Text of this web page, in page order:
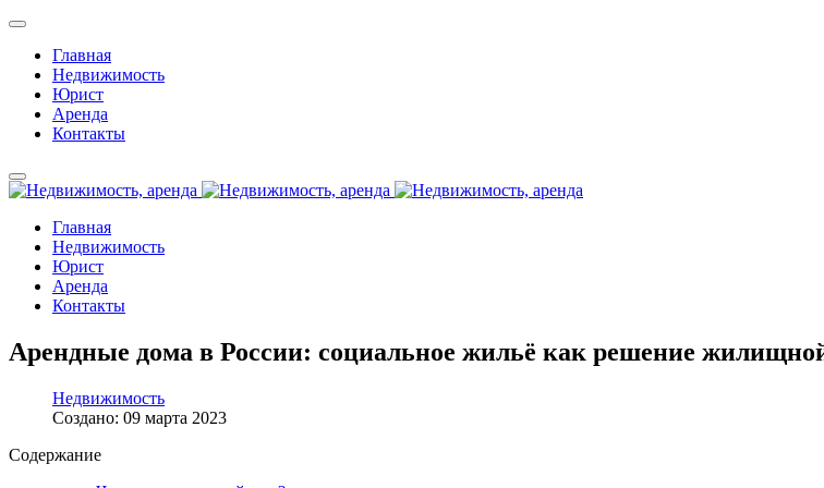
Главная
Недвижимость
Юрист
Аренда
Контакты
Главная
Недвижимость
Юрист
Аренда
Контакты
Арендные дома в России: социальное жильё как решение
Недвижимость
Создано: 09 марта 2023
Содержание